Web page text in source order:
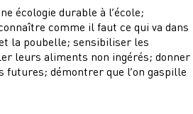
écologie durable à l’école;
comme il faut ce qui va dans
la poubelle; sensibiliser les
leurs aliments non ingérés; donner
futures; démontrer que l’on gaspille